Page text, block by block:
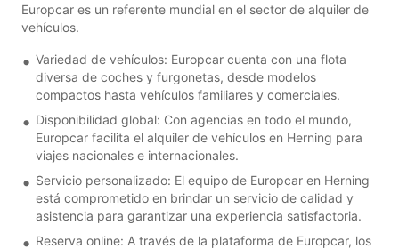
Europcar es un referente mundial en el sector de alquiler de
vehículos.
Variedad de vehículos: Europcar cuenta con una flota
diversa de coches y furgonetas, desde modelos
compactos hasta vehículos familiares y comerciales.
Disponibilidad global: Con agencias en todo el mundo,
Europcar facilita el alquiler de vehículos en Herning para
viajes nacionales e internacionales.
Servicio personalizado: El equipo de Europcar en Herning
está comprometido en brindar un servicio de calidad y
asistencia para garantizar una experiencia satisfactoria.
Reserva online: A través de la plataforma de Europcar, los